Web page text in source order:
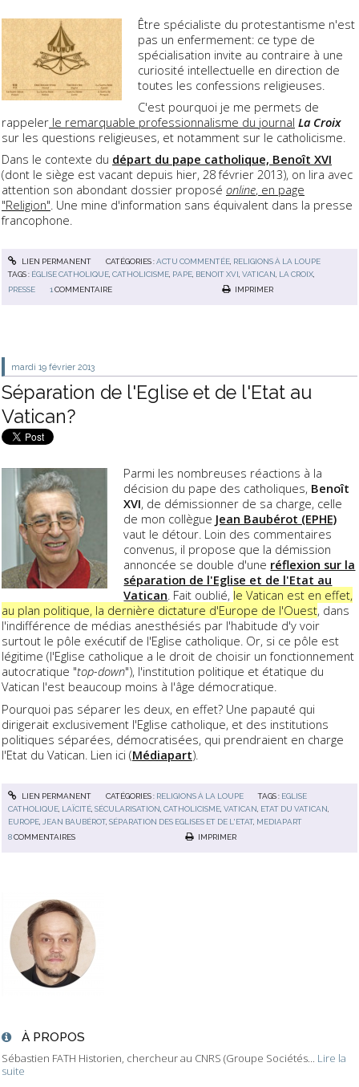
À PROPOS
Sébastien FATH Historien, chercheur au CNRS (Groupe Sociétés... Lire la
suite
Être spécialiste du protestantisme n'est
pas un enfermement: ce type de
spécialisation invite au contraire à une
curiosité intellectuelle en direction de
toutes les confessions religieuses.
C'est pourquoi je me permets de
rappeler le remarquable professionnalisme du journal La Croix
sur les questions religieuses, et notamment sur le catholicisme.
Dans le contexte du départ du pape catholique, Benoît XVI
(dont le siège est vacant depuis hier, 28 février 2013), on lira avec
attention son abondant dossier proposé online, en page
"Religion" . Une mine d'information sans équivalent dans la presse
francophone.
LIEN PERMANENT CATÉGORIES :ACTU COMMENTÉE, RELIGIONS À LA LOUPE
TAGS : ÉGLISE CATHOLIQUE,CATHOLICISME, PAPE, BENOIT XVI,VATICAN, LA CROIX,
PRESSE
1 COMMENTAIRE IMPRIMER
mardi 19 février 2013
Séparation de l'Eglise et de l'Etat au
Vatican?
Parmi les nombreuses réactions à la
décision du pape des catholiques, Benoît
XVI, de démissionner de sa charge, celle
de mon collègue Jean Baubérot (EPHE)
vaut le détour. Loin des commentaires
convenus, il propose que la démission
annoncée se double d'une réflexion sur la
séparation de l'Eglise et de l'Etat au
Vatican. Fait oublié, le Vatican est en effet,
au plan politique, la dernière dictature d'Europe de l'Ouest, dans
l'indifférence de médias anesthésiés par l'habitude d'y voir
surtout le pôle exécutif de l'Eglise catholique. Or, si ce pôle est
légitime (l'Eglise catholique a le droit de choisir un fonctionnement
autocratique "top-down"), l'institution politique et étatique du
Vatican l'est beaucoup moins à l'âge démocratique.
Pourquoi pas séparer les deux, en effet? Une papauté qui
dirigerait exclusivement l'Eglise catholique, et des institutions
politiques séparées, démocratisées, qui prendraient en charge
l'Etat du Vatican. Lien ici (Médiapart).
LIEN PERMANENT CATÉGORIES : RELIGIONS À LA LOUPE TAGS : EGLISE
CATHOLIQUE LAÏCITÉ ,SÉCULARISATION ,CATHOLICISME ,VATICAN ETAT DU VATICAN
EUROPE
JEAN BAUBÉROT,SÉPARATION DES EGLISES ET DE L'ETAT, MEDIAPART
8COMMENTAIRES IMPRIMER